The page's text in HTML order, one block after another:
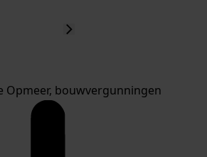
Opmeer, bouwvergunningen